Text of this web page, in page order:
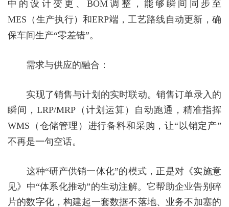
中的设计变更、BOM 调整，能够瞬间同步至
MES （生产执行）和ERP端，工艺路线自动更新，确
保车间生产“零差错”。
需求与供应的融合：
实现了销售与计划的实时联动。销售订单录入的
瞬间， LRP/MRP （计划运算）自动跑通，精准指挥
WMS （仓储管理）进行备料和采购，让“以销定产”
不再是一句空话。
这种“研产供销一体化”的模式，正是对《实施意
见》中“体系化推动”的生动注解。它帮助企业告别碎
片的数字化，构建起一套数据不落地、业务不加塞的